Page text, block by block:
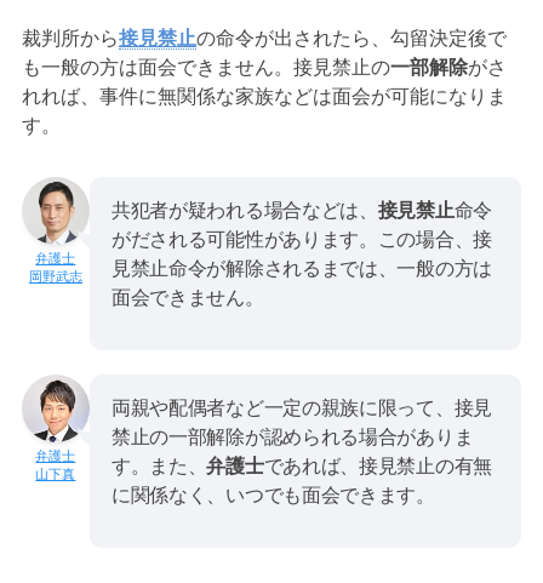
裁判所から接見禁止の命令が出されたら、勾留決定後で
も一般の方は面会できません。接見禁止の一部解除がさ
れれば、事件に無関係な家族などは面会が可能になりま
す。
岡野武志
共犯者が疑われる場合などは、 接見禁止命令
がだされる可能性があります。この場合、接
見禁止命令が解除されるまでは、一般の方は
面会できません。
山下真
両親や配偶者など一定の親族に限って、接見
禁止の一部解除が認められる場合がありま
す。また、弁護士であれば、接見禁止の有無
に関係なく、いつでも面会できます。